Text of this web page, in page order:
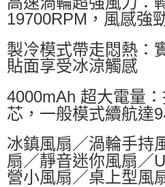
每筆NT$60，滿NT$599(含以上)免
每筆NT$60，滿NT$599(含以上)免
宅配
每筆NT$80，滿NT$799(含以上)免
19700RPM，風感強
製冷模式帶走悶熱：
貼面享受冰涼觸感
4000mAh 超大電量
芯，一般模式續航達
冰鎮風扇／渦輪手持
扇／靜音迷你風扇／
營小風扇／桌上型風